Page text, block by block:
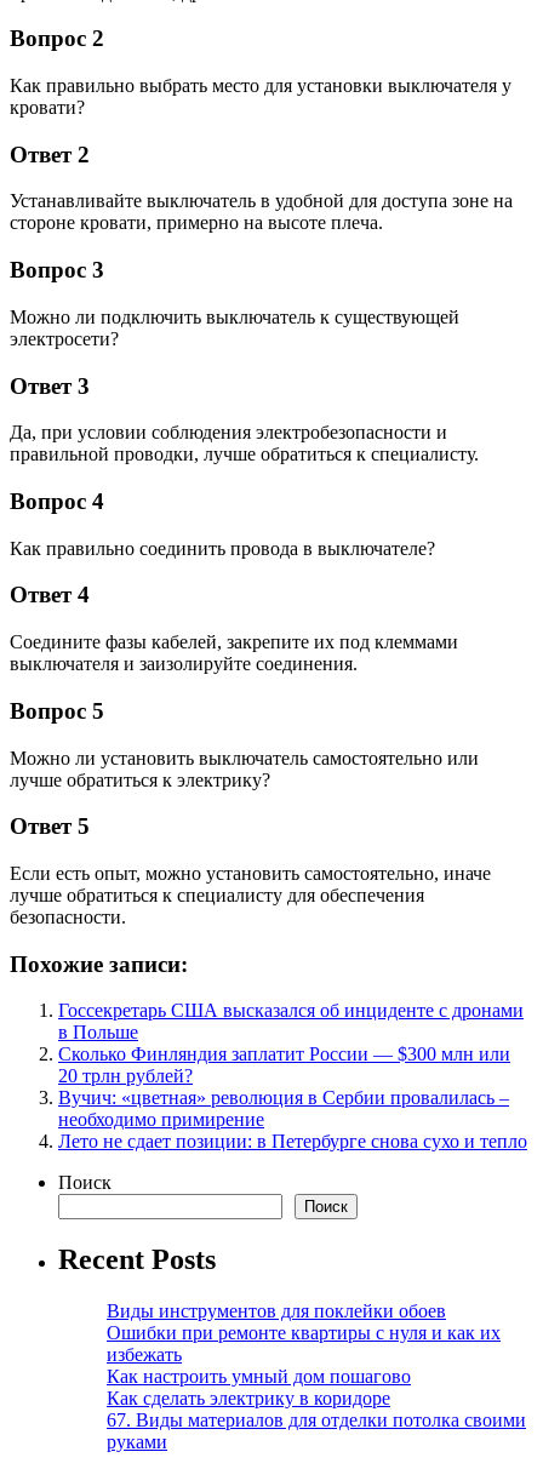
Вопрос 2
Как правильно выбрать место для установки выключателя у
кровати?
Ответ 2
Устанавливайте выключатель в удобной для доступа зоне на
стороне кровати, примерно на высоте плеча.
Вопрос 3
Можно ли подключить выключатель к существующей
электросети?
Ответ 3
Да, при условии соблюдения электробезопасности и
правильной проводки, лучше обратиться к специалисту.
Вопрос 4
Как правильно соединить провода в выключателе?
Ответ 4
Соедините фазы кабелей, закрепите их под клеммами
выключателя и заизолируйте соединения.
Вопрос 5
Можно ли установить выключатель самостоятельно или
лучше обратиться к электрику?
Ответ 5
Если есть опыт, можно установить самостоятельно, иначе
лучше обратиться к специалисту для обеспечения
безопасности.
Похожие записи:
Госсекретарь США высказался об инциденте с дронами
в Польше
Сколько Финляндия заплатит России — $300 млн или
20 трлн рублей?
Вучич: «цветная» революция в Сербии провалилась –
необходимо примирение
Лето не сдает позиции: в Петербурге снова сухо и тепло
Поиск
Поиск
Recent Posts
Виды инструментов для поклейки обоев
Ошибки при ремонте квартиры с нуля и как их
избежать
Как настроить умный дом пошагово
Как сделать электрику в коридоре
67. Виды материалов для отделки потолка своими
руками